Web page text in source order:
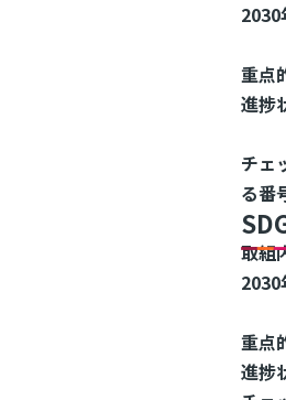
重点
進捗
チェ
る番
取組
重点
進捗